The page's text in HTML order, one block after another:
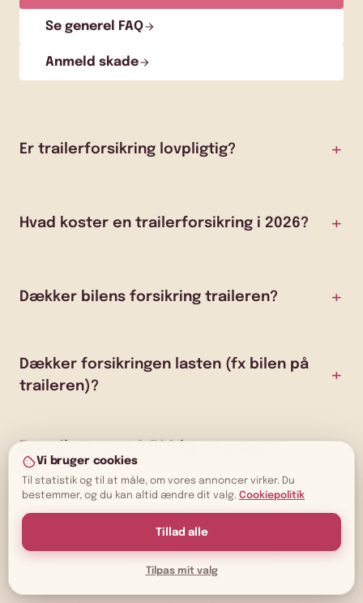
Se generel FAQ
Anmeld skade
Er trailerforsikring lovpligtig?
Hvad koster en trailerforsikring i 2026?
Dækker bilens forsikring traileren?
Dækker forsikringen lasten (fx bilen på
traileren)?
klasse?
Dækker forsikringen i hele Europa?
Vi bruger cookies
Til statistik og til at måle, om vores annoncer virker. Du
bestemmer, og du kan altid ændre dit valg. Cookiepolitik
Tillad alle
Tilpas mit valg